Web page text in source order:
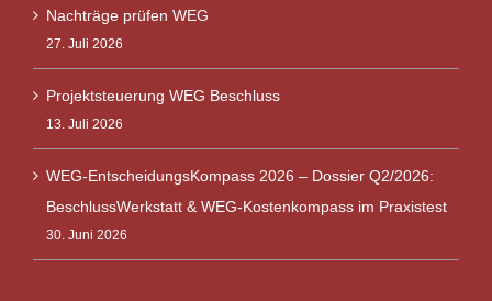
Nachträge prüfen WEG
27. Juli 2026
Projektsteuerung WEG Beschluss
13. Juli 2026
WEG-EntscheidungsKompass 2026 – Dossier Q2/2026:
BeschlussWerkstatt & WEG-Kostenkompass im Praxistest
30. Juni 2026